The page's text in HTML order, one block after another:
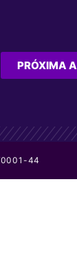
PRÓXIMA
0001-44